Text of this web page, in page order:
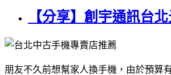
【分享】創宇通訊台
朋友不久前想幫家人換手機，由於預算